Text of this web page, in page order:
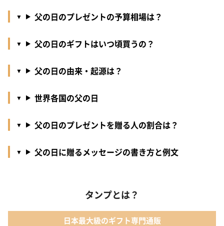
父の日のプレゼントの予算相場は？
父の日のギフトはいつ頃買うの？
父の日の由来・起源は？
世界各国の父の日
父の日のプレゼントを贈る人の割合は？
父の日に贈るメッセージの書き方と例文
タンプとは？
日本最大級のギフト専門通販